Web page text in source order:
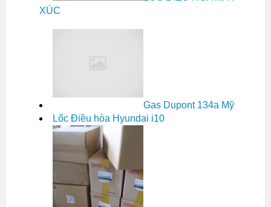
XÚC
Gas Dupont 134a Mỹ
Lốc Điều hòa Hyundai i10